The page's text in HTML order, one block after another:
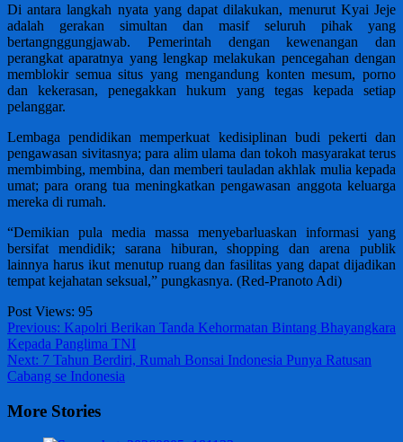
Di antara langkah nyata yang dapat dilakukan, menurut Kyai Jeje
adalah gerakan simultan dan masif seluruh pihak yang
bertangnggungjawab. Pemerintah dengan kewenangan dan
perangkat aparatnya yang lengkap melakukan pencegahan dengan
memblokir semua situs yang mengandung konten mesum, porno
dan kekerasan, penegakkan hukum yang tegas kepada setiap
pelanggar.
Lembaga pendidikan memperkuat kedisiplinan budi pekerti dan
pengawasan sivitasnya; para alim ulama dan tokoh masyarakat terus
membimbing, membina, dan memberi tauladan akhlak mulia kepada
umat; para orang tua meningkatkan pengawasan anggota keluarga
mereka di rumah.
“Demikian pula media massa menyebarluaskan informasi yang
bersifat mendidik; sarana hiburan, shopping dan arena publik
lainnya harus ikut menutup ruang dan fasilitas yang dapat dijadikan
tempat kejahatan seksual,” pungkasnya. (Red-Pranoto Adi)
Post Views: 95
Post
navigation
Previous: Kapolri Berikan Tanda Kehormatan Bintang Bhayangkara
Kepada Panglima TNI
Next: 7 Tahun Berdiri, Rumah Bonsai Indonesia Punya Ratusan
Cabang se Indonesia
More Stories